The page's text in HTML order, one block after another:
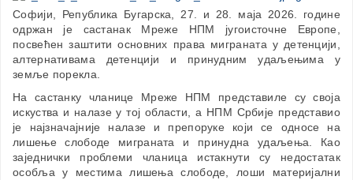
Софији, Република Бугарска, 27. и 28. маја 2026. године
одржан је састанак Мреже НПМ југоисточне Европе,
посвећен заштити основних права миграната у детенцији,
алтернативама детенцији и принудним удаљењима у
земље порекла.
На састанку чланице Мреже НПМ представиле су своја
искуства и налазе у тој области, а НПМ Србије представио
је најзначајније налазе и препоруке који се односе на
лишење слободе миграната и принудна удаљења. Као
заједнички проблеми чланица истакнути су недостатак
особља у местима лишења слободе, лоши материјални